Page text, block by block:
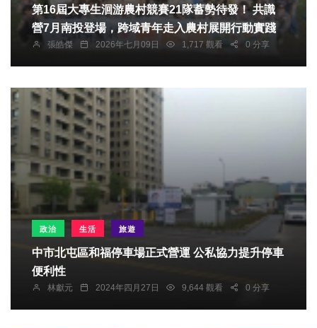
第16屆大專生洄游農村競賽21隊蓄勢待發！ 共識
營7月南投登場，跨域青年走入農村展開行動實踐
張皓傑 2026年七月09日 1,717 觀看 0 分享
政治 生活 旅遊
中市北屯區和福停車場正式營運 公私協力提升停車
便利性
林獻元 2024年四月27日 9,644 觀看 0 分享